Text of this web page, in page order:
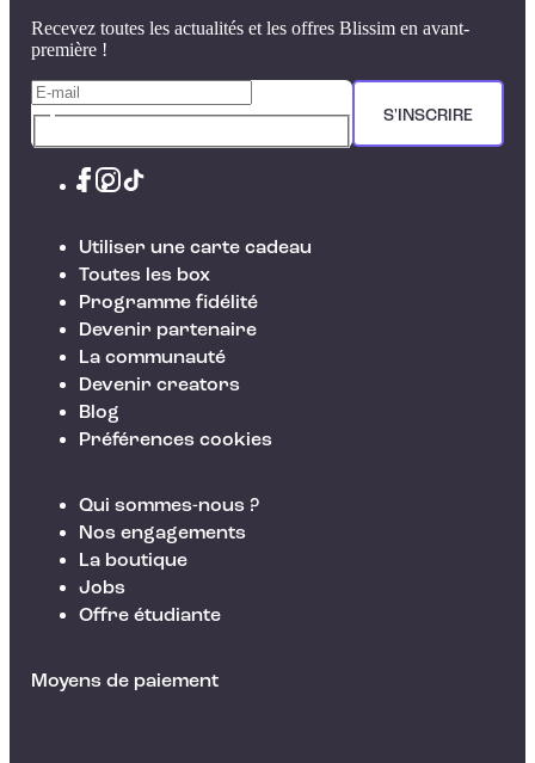
Recevez toutes les actualités et les offres Blissim en avant-
première !
S'INSCRIRE
Utiliser une carte cadeau
Toutes les box
Programme fidélité
Devenir partenaire
La communauté
Devenir creators
Blog
Préférences cookies
Qui sommes-nous ?
Nos engagements
La boutique
Jobs
Offre étudiante
Moyens de paiement